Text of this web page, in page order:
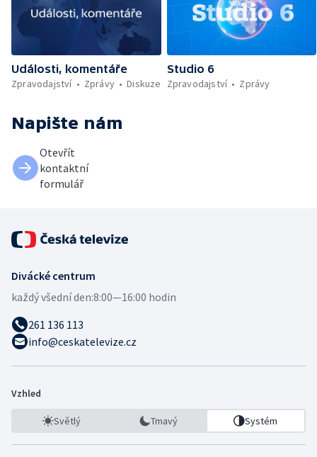
Události, komentáře
Zpravodajství
Zprávy Diskuze
Studio 6
Zpravodajství
Zprávy
Napište nám
Otevřít
kontaktní
formulář
Divácké centrum
každý všední den:8:00—16:00 hodin
261 136 113
info@ceskatelevize.cz
Vzhled
Světlý Tmavý Systém